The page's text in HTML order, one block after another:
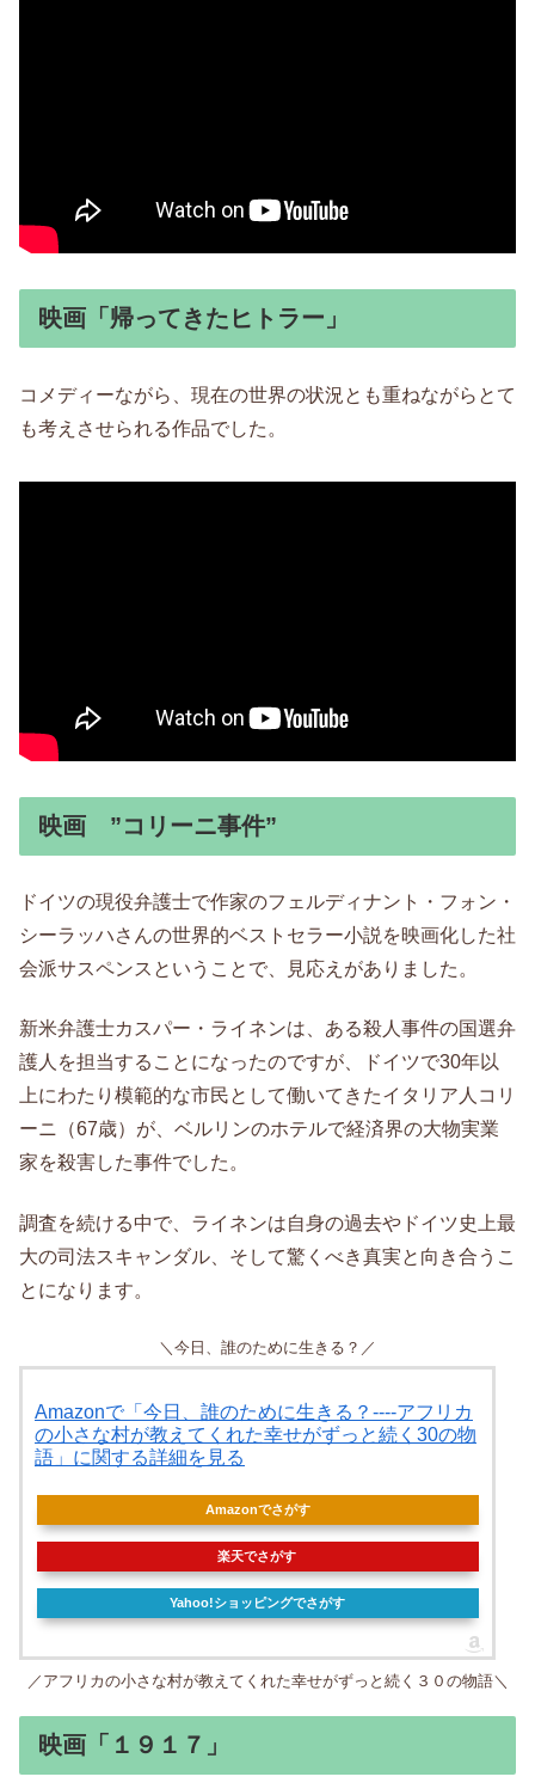
映画「帰ってきたヒトラー」
コメディーながら、現在の世界の状況とも重ねながらとて
も考えさせられる作品でした。
映画 ”コリーニ事件”
ドイツの現役弁護士で作家のフェルディナント・フォン・
シーラッハさんの世界的ベストセラー小説を映画化した社
会派サスペンスということで、見応えがありました。
新米弁護士カスパー・ライネンは、ある殺人事件の国選弁
護人を担当することになったのですが、ドイツで30年以
上にわたり模範的な市民として働いてきたイタリア人コリ
ーニ（67歳）が、ベルリンのホテルで経済界の大物実業
家を殺害した事件でした。
調査を続ける中で、ライネンは自身の過去やドイツ史上最
大の司法スキャンダル、そして驚くべき真実と向き合うこ
とになります。
＼今日、誰のために生きる？／
Amazonで「今日、誰のために生きる？----アフリカ
の小さな村が教えてくれた幸せがずっと続く30の物
語」に関する詳細を見る
Amazonでさがす
楽天でさがす
Yahoo!ショッピングでさがす
／アフリカの小さな村が教えてくれた幸せがずっと続く３０の物語＼
映画「１９１７」